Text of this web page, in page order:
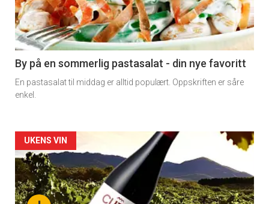
nå
-
5
By på en sommerlig pastasalat - din nye favoritt
En pastasalat til middag er alltid populært. Oppskriften er såre
enkel.
Forsiden
akkurat
nå
UKENS VIN